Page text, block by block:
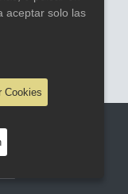
aceptar solo las
Cookies